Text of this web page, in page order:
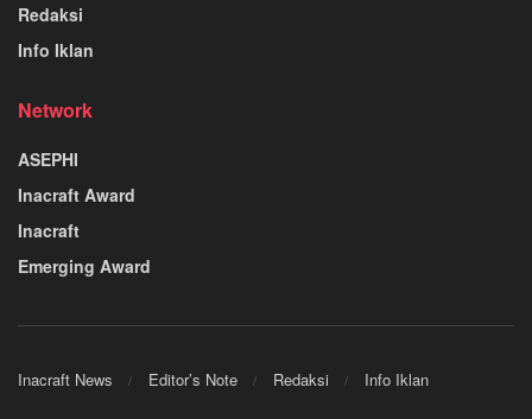
Redaksi
Info Iklan
Network
ASEPHI
Inacraft Award
Inacraft
Emerging Award
Inacraft News Editor’s Note Redaksi Info Iklan